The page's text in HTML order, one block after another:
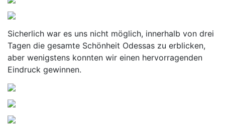
Sicherlich war es uns nicht möglich, innerhalb von drei
Tagen die gesamte Schönheit Odessas zu erblicken,
aber wenigstens konnten wir einen hervorragenden
Eindruck gewinnen.